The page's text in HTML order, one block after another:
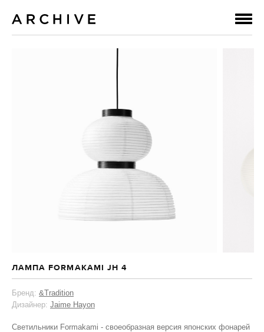
ЛАМПА FORMAKAMI JH 4
Бренд: &Tradition
Дизайнер: Jaime Hayon
Светильники Formakami - своеобразная версия японских фонарей